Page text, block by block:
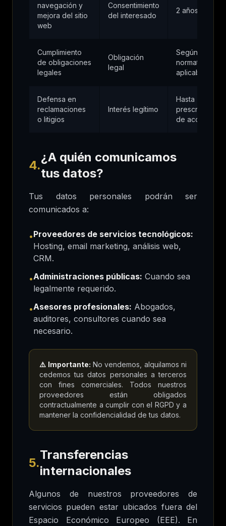
navegación y
mejora del sitio
web
Consentimiento
del interesado
2 años
Cumplimiento
de obligaciones
legales
Obligación
legal
Según
normativa
aplicable
Defensa en
reclamaciones
o litigios
Interés legítimo
Hasta
prescripción
de acciones
4.
¿A quién comunicamos
tus datos?
Tus datos personales podrán ser
comunicados a:
•Proveedores de servicios tecnológicos:
Hosting, email marketing, análisis web,
CRM.
•Administraciones públicas: Cuando sea
legalmente requerido.
•Asesores profesionales: Abogados,
auditores, consultores cuando sea
necesario.
⚠️ Importante: No vendemos, alquilamos ni
cedemos tus datos personales a terceros
con fines comerciales. Todos nuestros
proveedores están obligados
contractualmente a cumplir con el RGPD y a
mantener la confidencialidad de tus datos.
5.
Transferencias
internacionales
Algunos de nuestros proveedores de
servicios pueden estar ubicados fuera del
Espacio Económico Europeo (EEE). En